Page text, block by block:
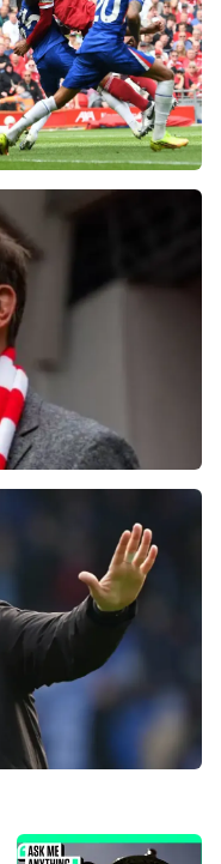
нынешний
команду
«Кристал